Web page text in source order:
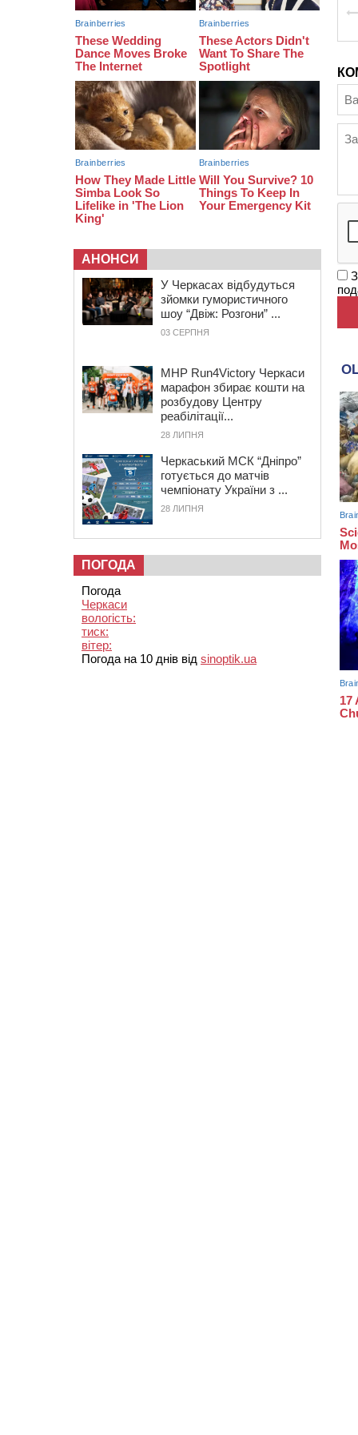
16:16 У Дахнівському лісництві
екоінспектори натрапили на
незаконне будівництво
15:38
У лікарні померла жінка, яку на
пішохідному переході в
Черкаському районі збила автівка
15:08 Від Чернівців до Бакоти: пів сотні
працівників “Черкасиобленерго”
АНОНСИ
У Черкасах відбудуться
зйомки гумористичного
шоу “Двіж: Розгони” ...
03 СЕРПНЯ
MHP Run4Victory Черкаси
марафон збирає кошти на
розбудову Центру
реабілітації...
28 ЛИПНЯ
Черкаський МСК “Дніпро”
готується до матчів
чемпіонату України з ...
28 ЛИПНЯ
ПОГОДА
Погода
Черкаси
вологість:
тиск:
вітер:
Погода на 10 днів від sinoptik.ua